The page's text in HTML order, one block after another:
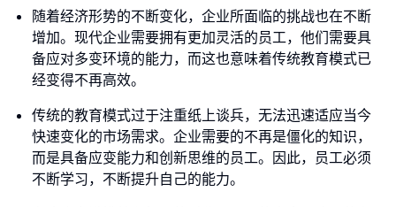
随着经济形势的不断变化，企业所面临的挑战也在不断
增加。现代企业需要拥有更加灵活的员工，他们需要具
备应对多变环境的能力，而这也意味着传统教育模式已
经变得不再高效。
传统的教育模式过于注重纸上谈兵，无法迅速适应当今
快速变化的市场需求。企业需要的不再是僵化的知识，
而是具备应变能力和创新思维的员工。因此，员工必须
不断学习，不断提升自己的能力。